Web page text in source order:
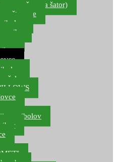
ručne, za šator)
štapove
ribe
za ribolov